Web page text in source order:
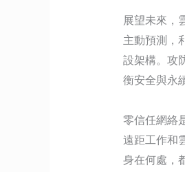
展望未來，
主動預測，
設架構。攻
衡安全與永
零信任網絡
遠距工作和
身在何處，